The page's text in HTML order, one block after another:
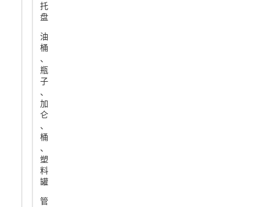
托
盘
油
桶
、
瓶
子
、
加
仑
、
桶
、
塑
料
罐
管